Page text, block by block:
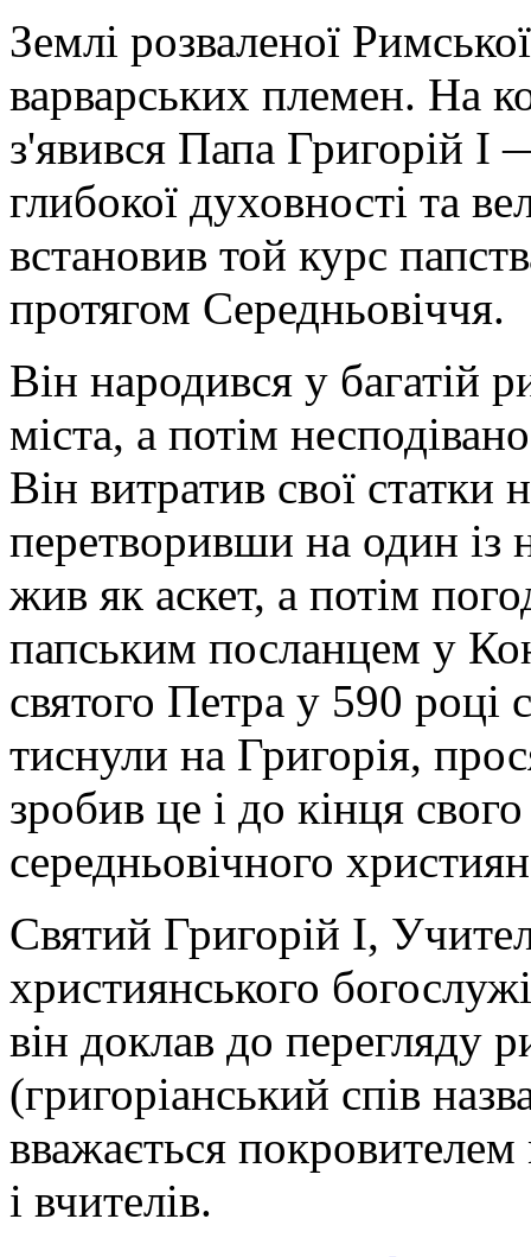
Землі розваленої
варварських племен. На
з'явився Папа Григорій I
глибокої духовності та
встановив той курс
протягом Середньовіччя.
Він народився у багатій
міста, а потім
Він витратив свої статки
перетворивши на один із
жив як аскет, а потім
папським посланцем у
святого Петра у 590
тиснули на Григорія,
зробив це і до кінця
середньовічного
Святий Григорій I,
християнського
він доклав до перегляду
(григоріанський спів
вважається покровителем
і вчителів.